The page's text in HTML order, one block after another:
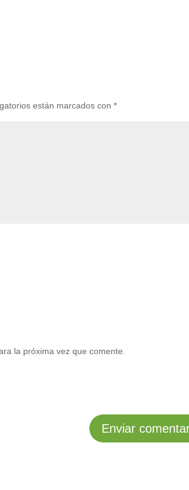
están marcados con*
la próxima vez que comente.